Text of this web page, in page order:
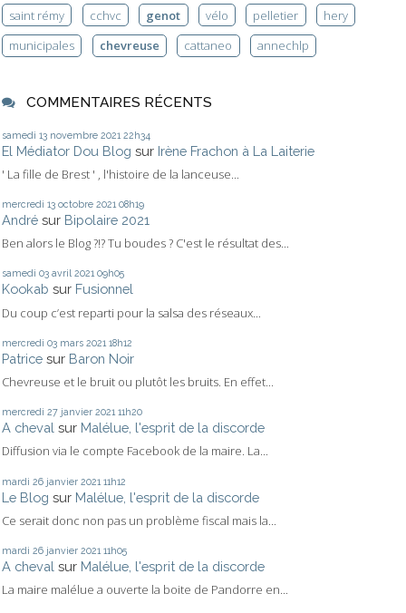
saint rémy cchvc genot vélo pelletier
hery
municipales
chevreuse cattaneo annechlp
COMMENTAIRES RÉCENTS
samedi 13 novembre 2021 22h34
El Médiator Dou Blog sur Irène Frachon à La Laiterie
' La fille de Brest ' , l'histoire de la lanceuse...
mercredi 13 octobre 2021 08h19
André sur Bipolaire 2021
Ben alors le Blog ?!? Tu boudes ? C'est le résultat des...
samedi 03 avril 2021 09h05
Kookab sur Fusionnel
Du coup c’est reparti pour la salsa des réseaux...
mercredi 03 mars 2021 18h12
Patrice sur Baron Noir
Chevreuse et le bruit ou plutôt les bruits. En effet...
mercredi 27 janvier 2021 11h20
A cheval sur Malélue, l'esprit de la discorde
Diffusion via le compte Facebook de la maire. La...
mardi 26 janvier 2021 11h12
Le Blog sur Malélue, l'esprit de la discorde
Ce serait donc non pas un problème fiscal mais la...
mardi 26 janvier 2021 11h05
A cheval sur Malélue, l'esprit de la discorde
La maire malélue a ouverte la boite de Pandorre en...